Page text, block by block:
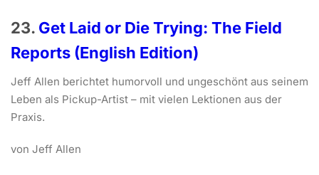
23. Get Laid or Die Trying: The Field
Reports (English Edition)
Jeff Allen berichtet humorvoll und ungeschönt aus seinem
Leben als Pickup-Artist – mit vielen Lektionen aus der
Praxis.
von Jeff Allen